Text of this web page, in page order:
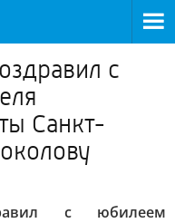
с
Санкт-
с юбилеем